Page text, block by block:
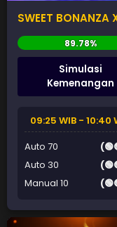
SWEET BONANZA
Simulasi
Kemenangan
09:25 WIB - 10:40
Auto 70
Auto 30
Manual 10